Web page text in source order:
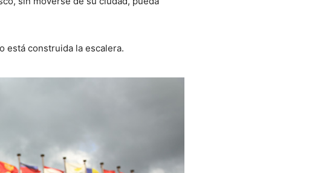
está construida la escalera.